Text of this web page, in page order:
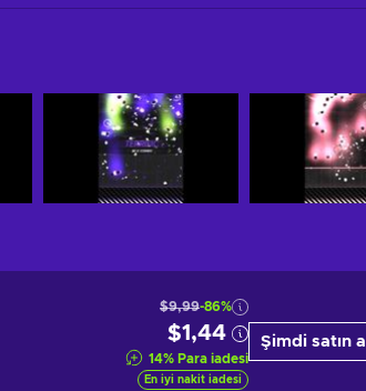
$9,99-86%
$1,44
14% Para iadesi
En iyi nakit iadesi
Şimdi satın al